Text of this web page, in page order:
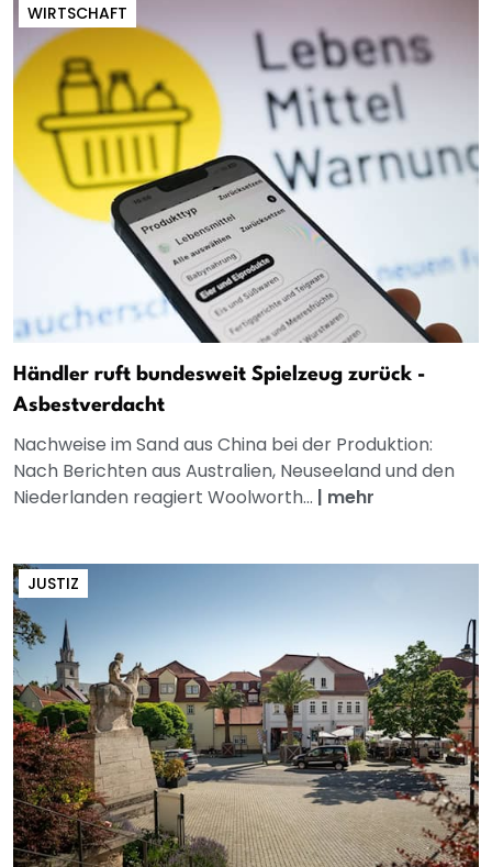
WIRTSCHAFT
Händler ruft bundesweit Spielzeug zurück -
Asbestverdacht
Nachweise im Sand aus China bei der Produktion:
Nach Berichten aus Australien, Neuseeland und den
Niederlanden reagiert Woolworth... | mehr
JUSTIZ